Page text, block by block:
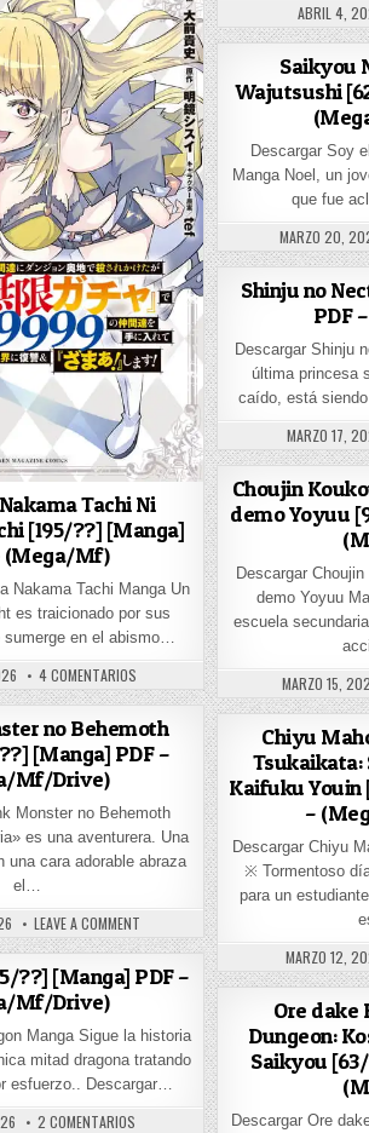
PUBLISHED
ABRIL 4,
Tachi Ni
[195/??] [Manga]
(Mega/Mf)
Nakama Tachi Manga Un
es traicionado por sus
en el abismo…
4 COMENTARIOS EN SHINJITEITA NAKAMA TACHI NI
– (DRIVE)
Saikyou
Wajutsushi
Descargar Soy
Manga Noel, un
que fue
PUBLISHED
MARZO 20,
[141/??] [MANGA] PDF – (MEGA/MF)
Shinju no
PDF
Descargar Shinju
última princesa
caído, está
PUBLISHED
MARZO 17,
(MEGA/MF)
Choujin
demo Yoyuu
Descargar
demo Yoyuu
escuela
PUBLISHED
MARZO 15,
HERO [106/??] [MANGA] PDF – (MEGA/MF/DRIVE)
no Behemoth
[Manga] PDF –
Mf/Drive)
Monster no Behemoth
es una aventurera. Una
una cara adorable abraza
el…
LEAVE A COMMENTON S-RANK MONSTER NO BEHEMOTH
Chiyu
Tsukaikata:
Kaifuku Youin
–
Descargar Chiyu
※ Tormentoso
para un
PUBLISHED
MARZO 12,
(MEGA/MF)
??] [Manga] PDF –
Mf/Drive)
Manga Sigue la historia
mitad dragona tratando
esfuerzo.. Descargar…
2 COMENTARIOS EN RURI DRAGON [45/??] [MANGA]
Ore dake
Dungeon:
Saikyou
Descargar Ore